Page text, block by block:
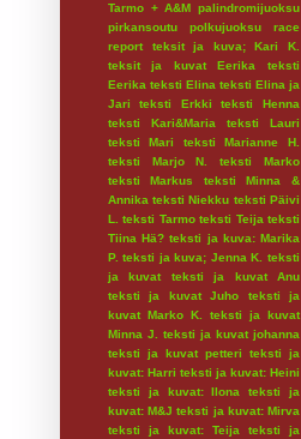
Tarmo + A&M palindromijuoksu
pirkansoutu
polkujuoksu
race
report
teksit ja kuva; Kari K.
teksit ja kuvat Eerika
teksti
Eerika teksti Elina teksti Elina ja
Jari
teksti Erkki
teksti Henna
teksti Kari&Maria
teksti Lauri
teksti Mari
teksti Marianne H.
teksti Marjo N.
teksti Marko
teksti Markus
teksti Minna &
Annika teksti Niekku teksti Päivi
L.
teksti Tarmo teksti Teija teksti
Tiina Hä? teksti ja kuva: Marika
P. teksti ja kuva; Jenna K.
teksti
ja kuvat
teksti ja kuvat Anu
teksti ja kuvat Juho
teksti ja
kuvat Marko K.
teksti ja kuvat
Minna J.
teksti ja kuvat johanna
teksti ja kuvat petteri
teksti ja
kuvat: Harri teksti ja kuvat: Heini
teksti ja kuvat: Ilona
teksti ja
kuvat: M&J teksti ja kuvat: Mirva
teksti ja kuvat: Teija
teksti ja